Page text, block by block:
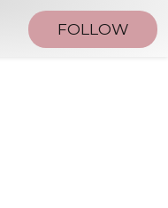
FOLLOW